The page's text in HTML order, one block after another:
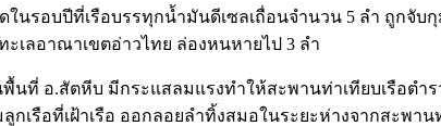
นรอบปีที่เรือบรรทุกน้ำมันดีเซลเถื่อนจำนวน 5 ลำ ถูกจับ
เลอาณาเขตอ่าวไทย ล่องหนหายไป 3 ลำ
พื้นที่ อ.สัตหีบ มีกระแสลมแรงทำให้สะพานท่าเทียบเรือต
กเรือที่เฝ้าเรือ ออกลอยลำทิ้งสมอในระยะห่างจากสะพ